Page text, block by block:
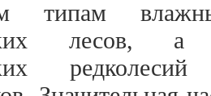
типам
лесов,